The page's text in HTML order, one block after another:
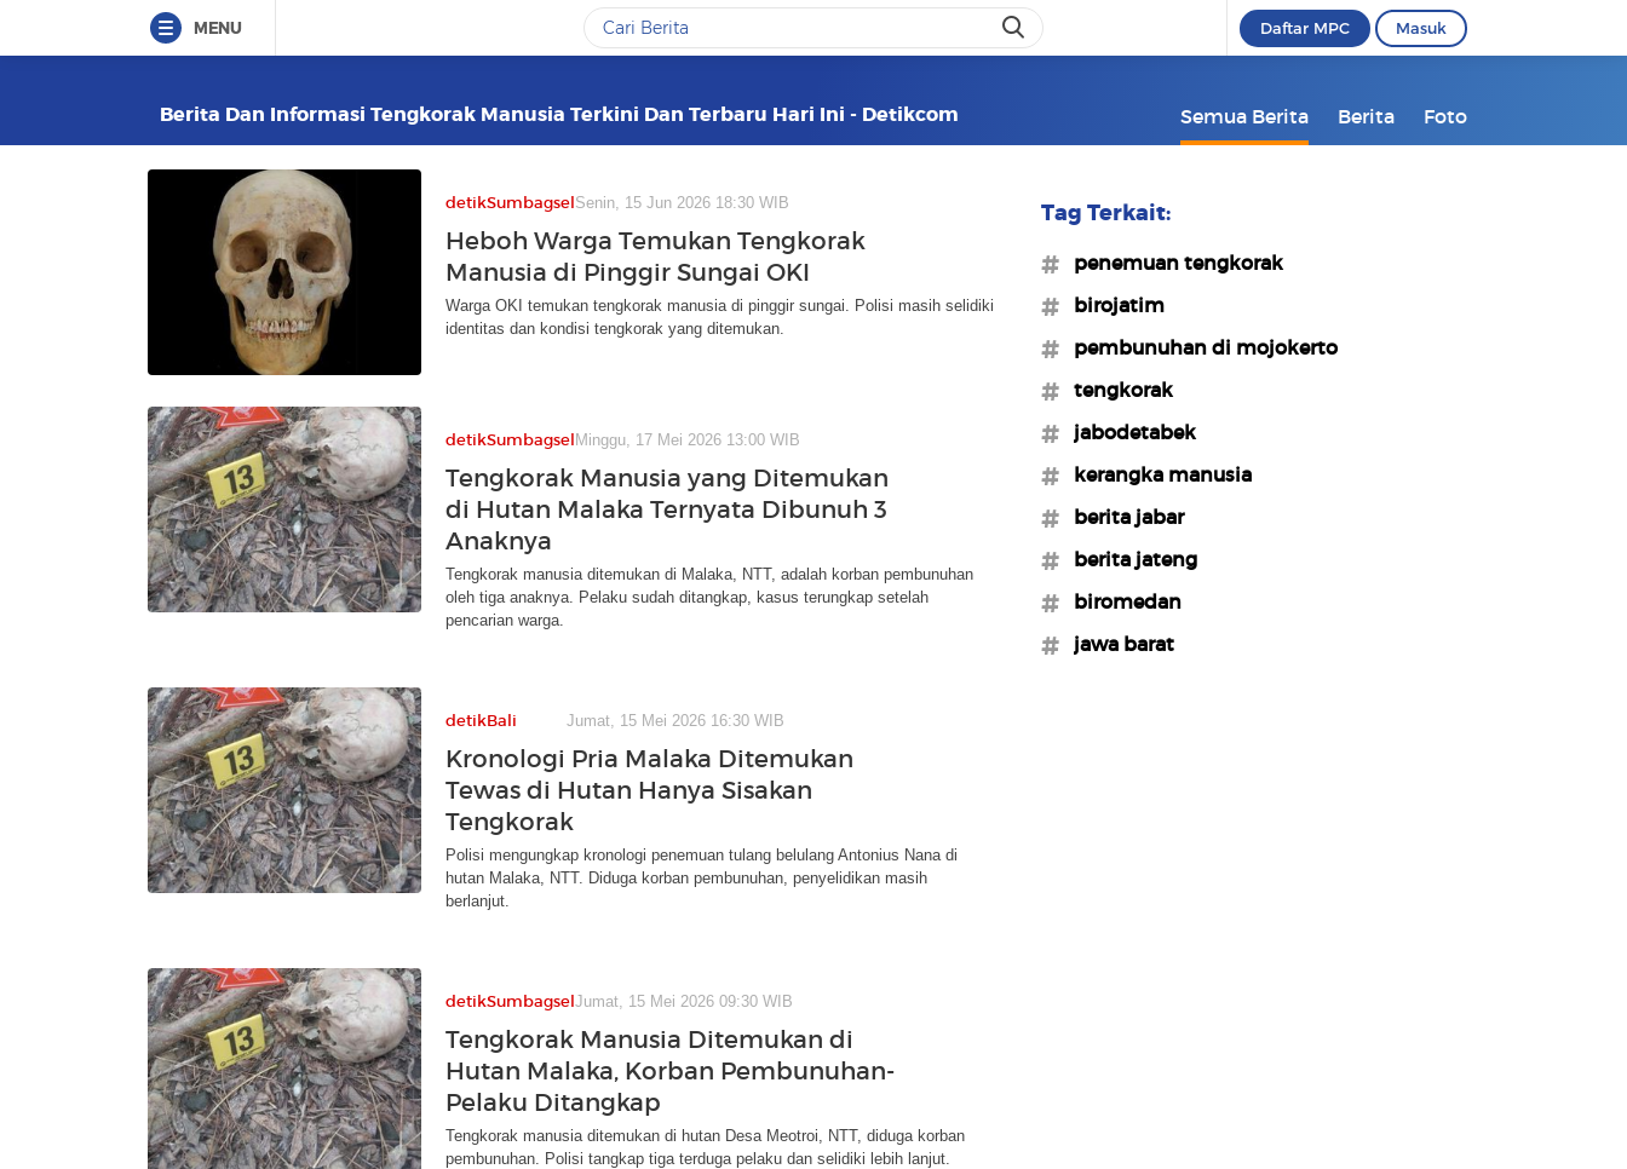
MENU Daftar MPC Masuk
Berita Dan Informasi Tengkorak Manusia Terkini Dan Terbaru Hari Ini - Detikcom Semua Berita Berita Foto
detikSumbagselSenin, 15 Jun 2026 18:30 WIB
Heboh Warga Temukan Tengkorak
Manusia di Pinggir Sungai OKI
Warga OKI temukan tengkorak manusia di pinggir sungai. Polisi masih selidiki
identitas dan kondisi tengkorak yang ditemukan.
detikSumbagsel Minggu, 17 Mei 2026 13:00 WIB
Tengkorak Manusia yang Ditemukan
di Hutan Malaka Ternyata Dibunuh 3
Anaknya
Tengkorak manusia ditemukan di Malaka, NTT, adalah korban pembunuhan
oleh tiga anaknya. Pelaku sudah ditangkap, kasus terungkap setelah
pencarian warga.
detikBali Jumat, 15 Mei 2026 16:30 WIB
Kronologi Pria Malaka Ditemukan
Tewas di Hutan Hanya Sisakan
Tengkorak
Polisi mengungkap kronologi penemuan tulang belulang Antonius Nana di
hutan Malaka, NTT. Diduga korban pembunuhan, penyelidikan masih
berlanjut.
detikSumbagselJumat, 15 Mei 2026 09:30 WIB
Tengkorak Manusia Ditemukan di
Hutan Malaka, Korban Pembunuhan-
Pelaku Ditangkap
Tengkorak manusia ditemukan di hutan Desa Meotroi, NTT, diduga korban
pembunuhan. Polisi tangkap tiga terduga pelaku dan selidiki lebih lanjut.
Tag Terkait:
#penemuan tengkorak
#birojatim
#pembunuhan di mojokerto
#tengkorak
#jabodetabek
#kerangka manusia
#berita jabar
#berita jateng
#biromedan
#jawa barat